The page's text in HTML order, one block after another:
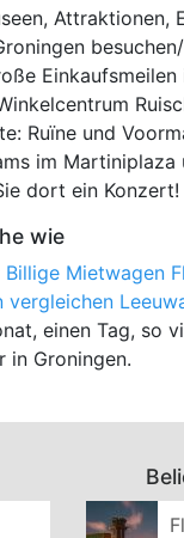
Attraktionen,
besuchen/
Einkaufsmeilen
Ruïne und
im Martiniplaza
dort ein Konzert!
wie
Billige Mietwagen
vergleichen
einen Tag, so
in Groningen.